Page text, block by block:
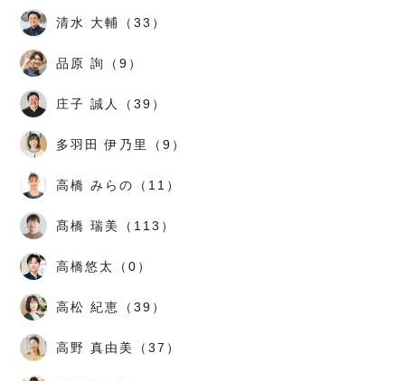
清水 大輔（33）
品原 詢（9）
庄子 誠人（39）
多羽田 伊乃里（9）
高橋 みらの（11）
髙橋 瑞美（113）
高橋悠太（0）
高松 紀恵（39）
高野 真由美（37）